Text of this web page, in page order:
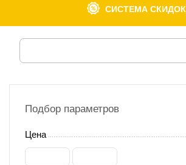
СИСТЕМА СКИДОК
Подбор параметров
Цена